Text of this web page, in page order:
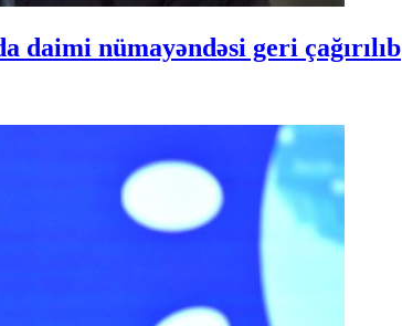
daimi nümayəndəsi geri çağırılıb